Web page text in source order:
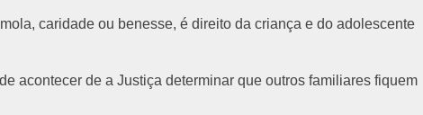
caridade ou benesse, é direito da criança e do adolescente
acontecer de a Justiça determinar que outros familiares fiquem